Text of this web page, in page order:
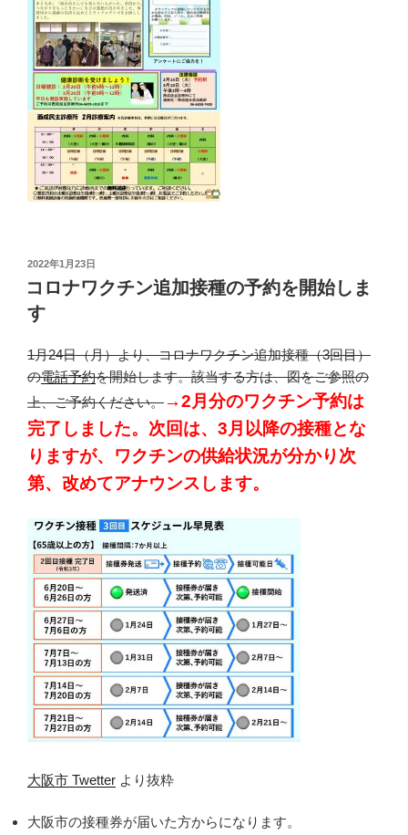
投
稿
日:
2022年1月23日
コロナワクチン追加接種の予約を開始しま
す
1月24日（月）より、コロナワクチン追加接種（3回目）
の電話予約を開始します。該当する方は、図をご参照の
上、ご予約ください。→2月分のワクチン予約は
完了しました。次回は、3月以降の接種とな
りますが、ワクチンの供給状況が分かり次
第、改めてアナウンスします。
大阪市 Twetter より抜粋
大阪市の接種券が届いた方からになります。